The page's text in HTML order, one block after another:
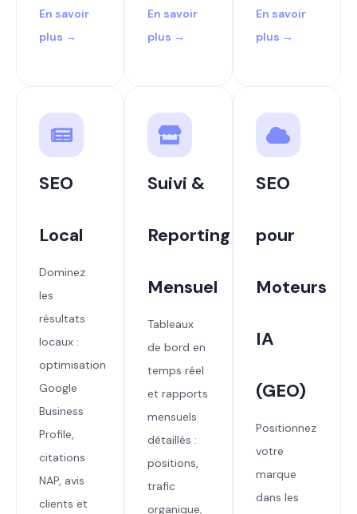
En savoir
plus →
En savoir
plus →
En savoir
plus →
SEO
Local
Dominez
les
résultats
locaux :
optimisation
Google
Business
Profile,
citations
NAP, avis
clients et
Suivi &
Reporting
Mensuel
Tableaux
de bord en
temps réel
et rapports
mensuels
détaillés :
positions,
trafic
organique,
SEO
pour
Moteurs
IA
(GEO)
Positionnez
votre
marque
dans les